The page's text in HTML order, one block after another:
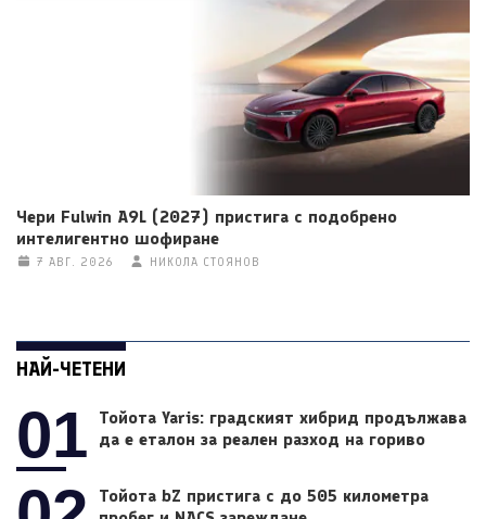
Чери Fulwin A9L (2027) пристига с подобрено
интелигентно шофиране
7 АВГ. 2026 НИКОЛА СТОЯНОВ
НАЙ-ЧЕТЕНИ
01
Тойота Yaris: градският хибрид продължава
да е еталон за реален разход на гориво
Тойота bZ пристига с до 505 километра